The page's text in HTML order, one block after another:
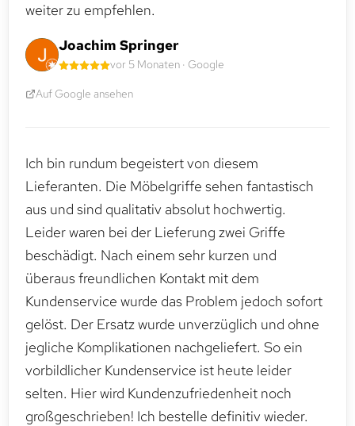
weiter zu empfehlen.
Joachim Springer
vor 5 Monaten · Google
Auf Google ansehen
Ich bin rundum begeistert von diesem
Lieferanten. Die Möbelgriffe sehen fantastisch
aus und sind qualitativ absolut hochwertig.
Leider waren bei der Lieferung zwei Griffe
beschädigt. Nach einem sehr kurzen und
überaus freundlichen Kontakt mit dem
Kundenservice wurde das Problem jedoch sofort
gelöst. Der Ersatz wurde unverzüglich und ohne
jegliche Komplikationen nachgeliefert. So ein
vorbildlicher Kundenservice ist heute leider
selten. Hier wird Kundenzufriedenheit noch
großgeschrieben! Ich bestelle definitiv wieder.